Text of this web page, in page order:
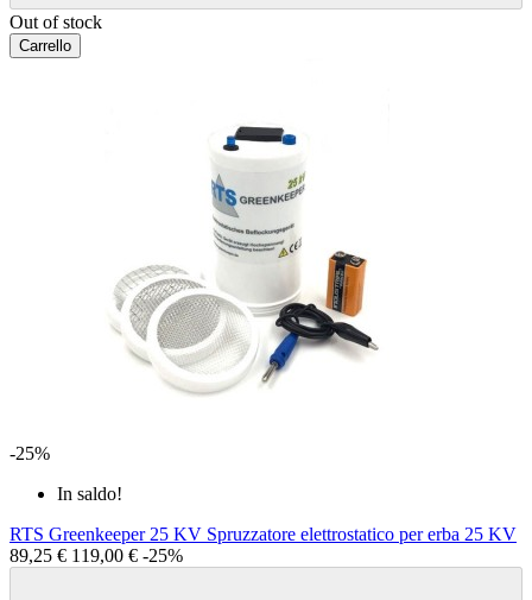
Out of stock
Carrello
-25%
In saldo!
RTS Greenkeeper 25 KV Spruzzatore elettrostatico per erba 25 KV
89,25 € 119,00 € -25%